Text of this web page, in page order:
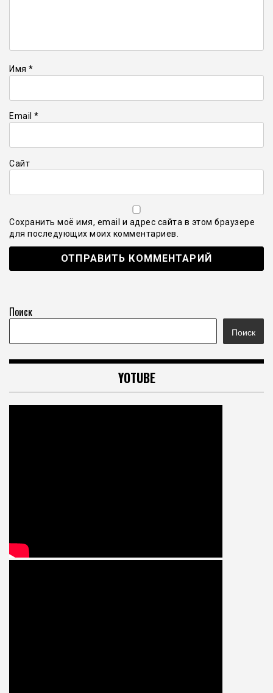
Имя *
Email *
Сайт
Сохранить моё имя, email и адрес сайта в этом браузере
для последующих моих комментариев.
Поиск
Поиск
YOTUBE